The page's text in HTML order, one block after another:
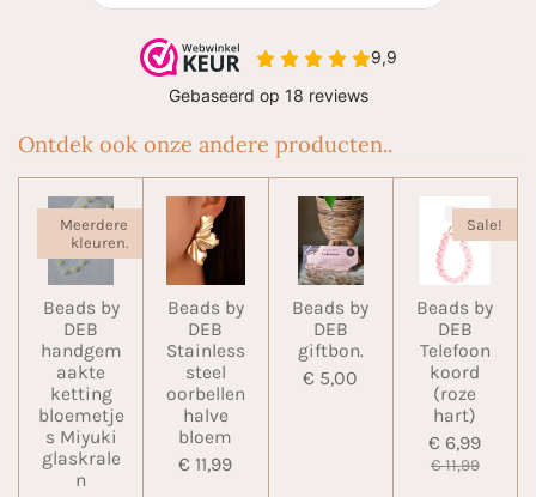
Ontdek ook onze andere producten..
Meerdere
kleuren.
Beads by
DEB
handgem
aakte
ketting
bloemetje
s Miyuki
glaskrale
n
Beads by
DEB
Stainless
steel
oorbellen
halve
bloem
€ 11,99
Beads by
DEB
giftbon.
€ 5,00
Sale!
Beads by
DEB
Telefoon
koord
(roze
hart)
€ 6,99
€ 11,99